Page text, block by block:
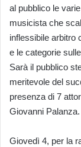
al pubblico le
musicista che
inflessibile arbitro
e le categorie
Sarà il pubblico
meritevole del
presenza di 7
Giovanni Palanza.
Giovedì 4, per la